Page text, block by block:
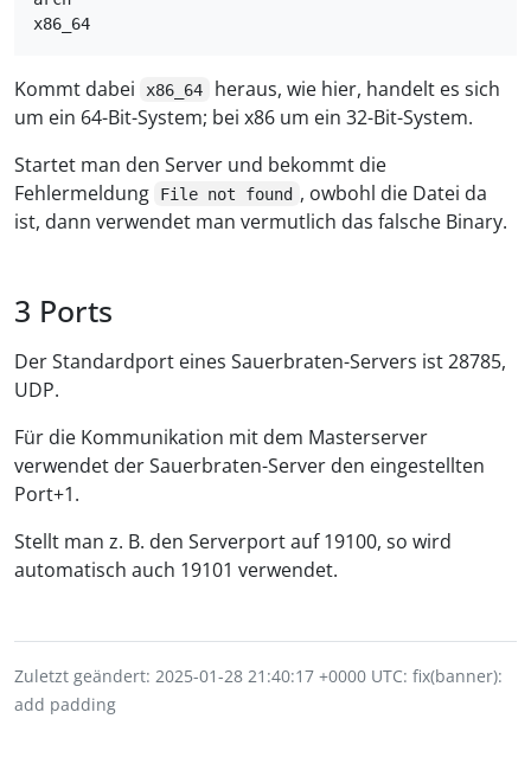
Kommt dabei x86_64
heraus, wie hier, handelt es sich
um ein 64-Bit-System; bei x86 um ein 32-Bit-System.
Startet man den Server und bekommt die
Fehlermeldung
File not found , owbohl die Datei da
ist, dann verwendet man vermutlich das falsche Binary.
Ports
Der Standardport eines Sauerbraten-Servers ist 28785,
UDP.
Für die Kommunikation mit dem Masterserver
verwendet der Sauerbraten-Server den eingestellten
Port+1.
Stellt man z. B. den Serverport auf 19100, so wird
automatisch auch 19101 verwendet.
Zuletzt geändert: 2025-01-28 21:40:17 +0000 UTC: fix(banner):
add padding